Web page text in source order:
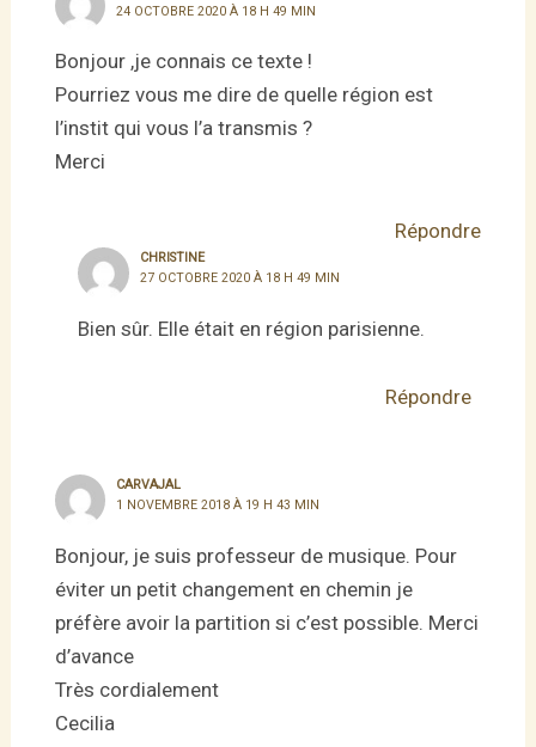
24 OCTOBRE 2020 À 18 H 49 MIN
Bonjour ,je connais ce texte !
Pourriez vous me dire de quelle région est
l’instit qui vous l’a transmis ?
Merci
Répondre
CHRISTINE
27 OCTOBRE 2020 À 18 H 49 MIN
Bien sûr. Elle était en région parisienne.
Répondre
CARVAJAL
1 NOVEMBRE 2018 À 19 H 43 MIN
Bonjour, je suis professeur de musique. Pour
éviter un petit changement en chemin je
préfère avoir la partition si c’est possible. Merci
d’avance
Très cordialement
Cecilia